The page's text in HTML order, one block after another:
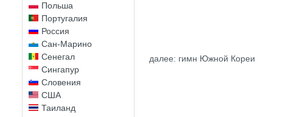
Польша
Португалия
Россия
Сан-Марино
Сенегал
Сингапур
Словения
США
Таиланд
далее: гимн Южной Кореи